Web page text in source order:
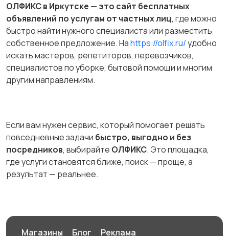
ОЛФИКС в Иркутске — это сайт бесплатных
объявлений по услугам от частных лиц, где можно
быстро найти нужного специалиста или разместить
собственное предложение. Наhttps://olfix.ru/удобно
искать мастеров, репетиторов, перевозчиков,
специалистов по уборке, бытовой помощи и многим
другим направлениям.
Если вам нужен сервис, который помогает решать
повседневные задачи быстро, выгодно и без
посредников, выбирайте ОЛФИКС. Это площадка,
где услуги становятся ближе, поиск — проще, а
результат — реальнее.
Магазины Блог Реклама